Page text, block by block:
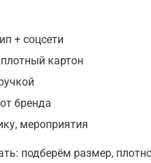
+ соцсети
картон
бренда
мероприятия
подберём размер,